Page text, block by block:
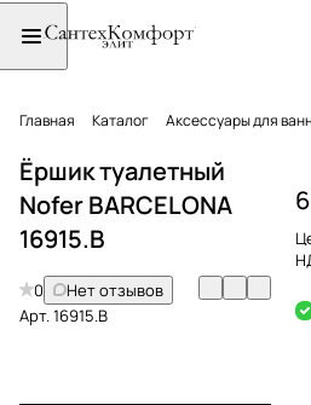
Главная Каталог Аксессуары для
Ёршик туалетный
Nofer BARCELONA
16915.B
0
Нет отзывов
Арт.16915.B